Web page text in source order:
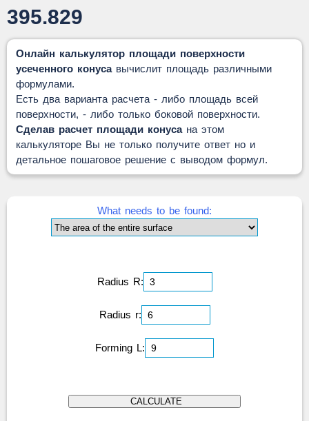
395.829
Онлайн калькулятор площади поверхности
усеченного конусавычислит площадь различными
формулами.
Есть два варианта расчета - либо площадь всей
поверхности, - либо только боковой поверхности.
Сделав расчет площади конусана этом
калькуляторе Вы не только получите ответ но и
детальное пошаговое решение с выводом формул.
What needs to be found:
Radius R:
Radius r:
Forming L: